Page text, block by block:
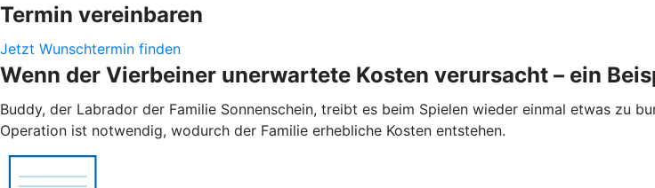
Termin vereinbaren
Jetzt Wunschtermin finden
Wenn der Vierbeiner unerwartete Kosten verursacht – ein
Buddy, der Labrador der Familie Sonnenschein, treibt es beim Spielen wieder einmal etwas zu
Operation ist notwendig, wodurch der Familie erhebliche Kosten entstehen.